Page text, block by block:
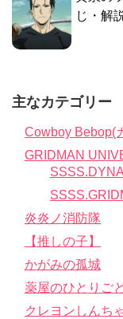
じ・解
主なカテゴリー
Cowboy Bebop(
GRIDMAN
炎炎ノ消防隊
【推しの子】
かがみの孤城
薬屋のひとりごと
クレヨンしんち